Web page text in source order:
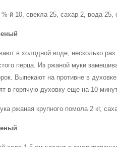
й 10, свекла 25, сахар 2, вода 25,
в холодной воде, несколько
перца. Из ржаной муки
Выпекают на противне в
в горячую духовку еще на 10
ржаная крупного помола 2 кг,